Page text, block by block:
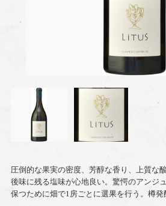
圧倒的な果実の密度、芳醇な香り、上質な
後味に残る塩味が心地良い。驚愕のアンジ
保つために畑で1房ごとに選果を行う。樽発